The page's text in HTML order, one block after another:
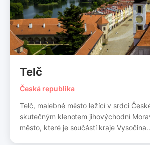
Telč
Česká republika
Telč, malebné město ležící v srdci
skutečným klenotem jihovýchodní
město, které je součástí kraje